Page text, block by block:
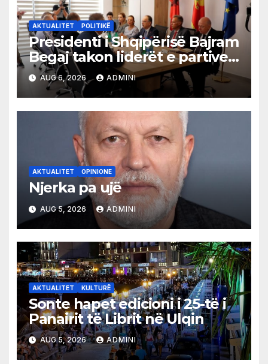
AKTUALITET POLITIKË
Presidenti i Shqipërisë Bajram
Begaj takon liderët e partive
shqiptare në Ulqin
AUG 6, 2026 ADMINI
AKTUALITET OPINIONE
Njerka pa ujë
AUG 5, 2026 ADMINI
AKTUALITET KULTURË
Sonte hapet edicioni i 25-të i
Panairit të Librit në Ulqin
AUG 5, 2026 ADMINI